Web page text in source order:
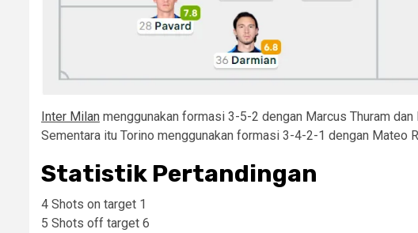
Inter Milan menggunakan formasi 3-5-2 dengan Marcus Thuram
Sementara itu Torino menggunakan formasi 3-4-2-1 dengan Mateo
Statistik Pertandingan
4 Shots on target 1
5 Shots off target 6